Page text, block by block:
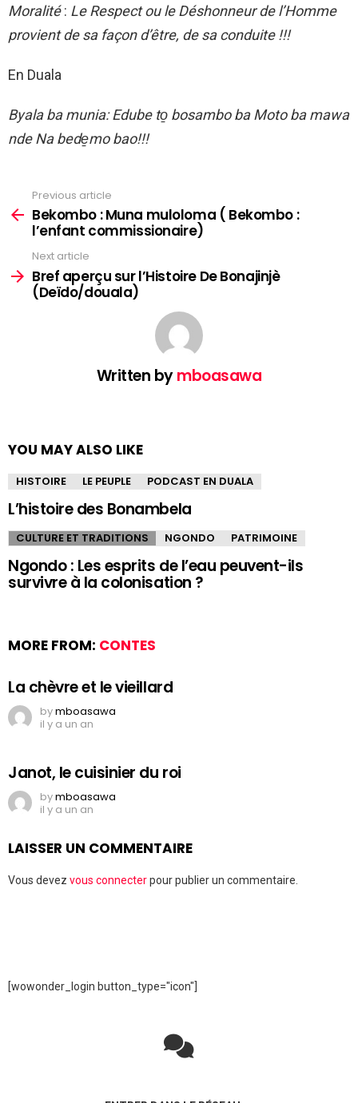
Moralité: Le Respect ou le Déshonneur de l’Homme
provient de sa façon d’être, de sa conduite !!!
En Duala
Byala ba munia: Edube to bosambo ba Moto ba mawa
nde Na bedemo bao!!!
more
Previous article
Bekombo : Muna muloloma ( Bekombo :
l’enfant commissionaire)
Next article
Bref aperçu sur l’Histoire De Bonajinjè
(Deïdo/douala)
Written bymboasawa
YOU MAY ALSO LIKE
HISTOIRE LE PEUPLE PODCAST EN DUALA
L’histoire des Bonambela
CULTURE ET TRADITIONS NGONDO PATRIMOINE
Ngondo : Les esprits de l’eau peuvent-ils
survivre à la colonisation ?
MORE FROM: CONTES
La chèvre et le vieillard
bymboasawa
il y a un an
Janot, le cuisinier du roi
bymboasawa
il y a un an
LAISSER UN COMMENTAIRE
Vous devez vous connecterpour publier un commentaire.
[wowonder_login button_type="icon"]